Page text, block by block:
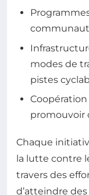
modes de
pistes
promouvoir
Chaque
la lutte contre
travers des
d’atteindre